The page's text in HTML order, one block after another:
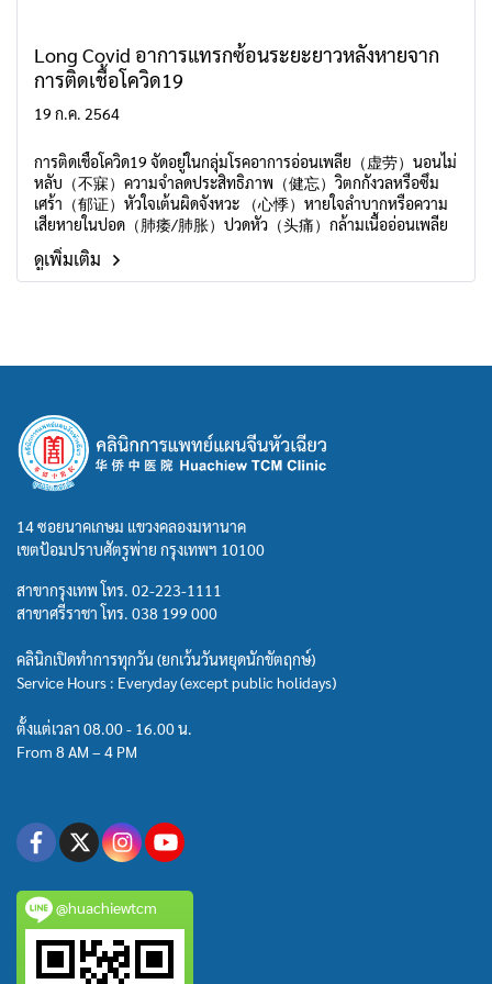
Long Covid อาการแทรกซ้อนระยะยาวหลังหายจาก
การติดเชื้อโควิด19
19 ก.ค. 2564
การติดเชื้อโควิด19 จัดอยู่ในกลุ่มโรคอาการอ่อนเพลีย（虚劳）นอนไม่
หลับ（不寐）ความจำลดประสิทธิภาพ（健忘）วิตกกังวลหรือซึม
เศร้า（郁证）หัวใจเต้นผิดจังหวะ （心悸）หายใจลำบากหรือความ
เสียหายในปอด（肺痿/肺胀）ปวดหัว（头痛）กล้ามเนื้ออ่อนเพลีย
（痿证）
ดูเพิ่มเติม
14 ซอยนาคเกษม แขวงคลองมหานาค
เขตป้อมปราบศัตรูพ่าย กรุงเทพฯ 10100
สาขากรุงเทพ โทร. 02-223-1111
สาขาศรีราชา โทร. 038 199 000
คลินิกเปิดทำการทุกวัน (ยกเว้นวันหยุดนักขัตฤกษ์)
Service Hours : Everyday (except public holidays)
ตั้งแต่เวลา 08.00 - 16.00 น.
From 8 AM – 4 PM
@huachiewtcm